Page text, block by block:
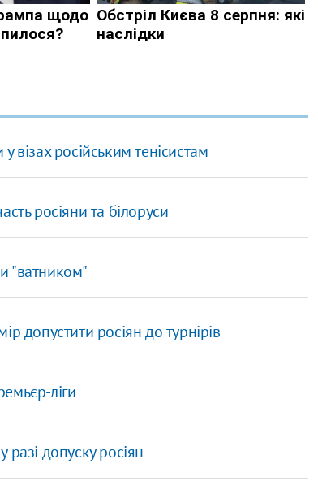
візах російським тенісистам
росіяни та білоруси
"ватником"
допустити росіян до турнірів
ліги
допуску росіян